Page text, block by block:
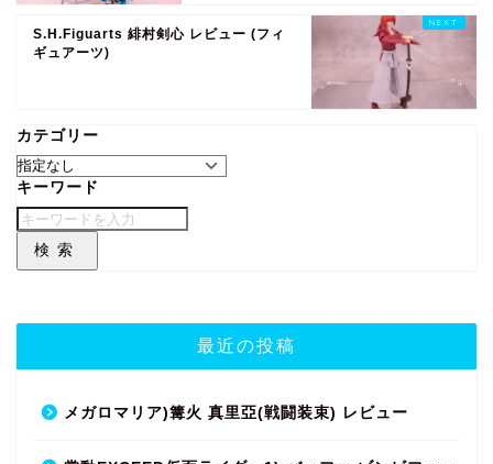
S.H.Figuarts 緋村剣心 レビュー (フィ
ギュアーツ)
カテゴリー
キーワード
検索
最近の投稿
メガロマリア)篝火 真里亞(戦闘装束) レビュー